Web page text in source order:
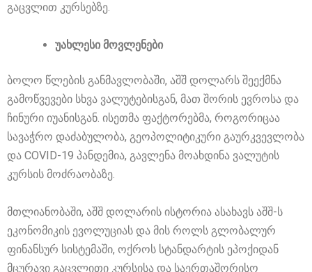
გაცვლით კურსებზე.
უახლესი მოვლენები
ბოლო წლების განმავლობაში, აშშ დოლარს შეექმნა
გამოწვევები სხვა ვალუტებისგან, მათ შორის ევროსა და
ჩინური იუანისგან. ისეთმა ფაქტორებმა, როგორიცაა
სავაჭრო დაძაბულობა, გეოპოლიტიკური გაურკვევლობა
და COVID-19 პანდემია, გავლენა მოახდინა ვალუტის
კურსის მოძრაობაზე.
მთლიანობაში, აშშ დოლარის ისტორია ასახავს აშშ-ს
ეკონომიკის ევოლუციას და მის როლს გლობალურ
ფინანსურ სისტემაში, ოქროს სტანდარტის ეპოქიდან
მცურავი გაცვლითი კურსისა და საერთაშორისო